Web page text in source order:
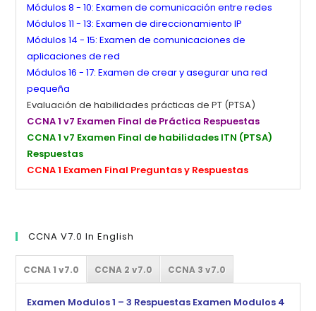
Módulos 8 - 10: Examen de comunicación entre redes
Módulos 11 - 13: Examen de direccionamiento IP
Módulos 14 - 15: Examen de comunicaciones de
aplicaciones de red
Módulos 16 - 17: Examen de crear y asegurar una red
pequeña
Evaluación de habilidades prácticas de PT (PTSA)
CCNA 1 v7 Examen Final de Práctica Respuestas
CCNA 1 v7 Examen Final de habilidades ITN (PTSA)
Respuestas
CCNA 1 Examen Final Preguntas y Respuestas
CCNA V7.0 In English
CCNA 1 v7.0 CCNA 2 v7.0 CCNA 3 v7.0
Examen Modulos 1 – 3 Respuestas Examen Modulos 4